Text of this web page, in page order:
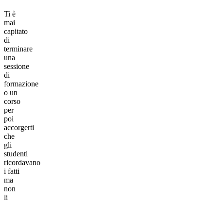
Ti è
mai
capitato
di
terminare
una
sessione
di
formazione
o un
corso
per
poi
accorgerti
che
gli
studenti
ricordavano
i fatti
ma
non
li